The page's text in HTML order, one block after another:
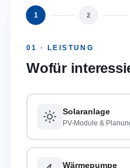
1 2
01 · LEISTUNG
Wofür
Solaranlage
PV-Module &
Wärmepumpe